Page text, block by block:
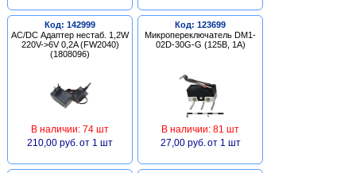
Код: 142999
AC/DC Адаптер нестаб. 1,2W
220V->6V 0,2A (FW2040)
(1808096)
В наличии: 74 шт
210,00 руб. от 1 шт
Код: 123699
Микропереключатель DM1-
02D-30G-G (125В, 1А)
В наличии: 81 шт
27,00 руб. от 1 шт